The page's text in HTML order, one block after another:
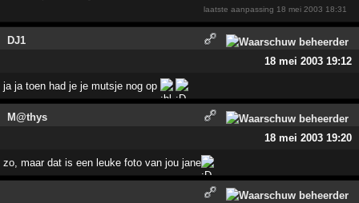
laatste aanpassing 18 mei 2003 18:31
DJ1
18 mei 2003 19:12
ja ja toen had je je mutsje nog op
M@thys
18 mei 2003 19:20
zo, maar dat is een leuke foto van jou jane